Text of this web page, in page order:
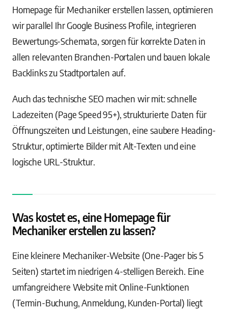
Homepage für Mechaniker erstellen lassen, optimieren
wir parallel Ihr Google Business Profile, integrieren
Bewertungs-Schemata, sorgen für korrekte Daten in
allen relevanten Branchen-Portalen und bauen lokale
Backlinks zu Stadtportalen auf.
Auch das technische SEO machen wir mit: schnelle
Ladezeiten (Page Speed 95+), strukturierte Daten für
Öffnungszeiten und Leistungen, eine saubere Heading-
Struktur, optimierte Bilder mit Alt-Texten und eine
logische URL-Struktur.
Was kostet es, eine Homepage für
Mechaniker erstellen zu lassen?
Eine kleinere Mechaniker-Website (One-Pager bis 5
Seiten) startet im niedrigen 4-stelligen Bereich. Eine
umfangreichere Website mit Online-Funktionen
(Termin-Buchung, Anmeldung, Kunden-Portal) liegt